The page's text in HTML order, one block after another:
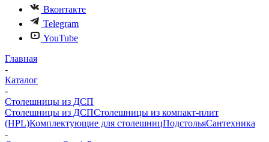
Вконтакте
Telegram
YouTube
Главная
-
Каталог
-
Столешницы из ДСП
Столешницы из ДСПСтолешницы из компакт-плит
(HPL)Комплектующие для столешницПодстольяСантехника
-